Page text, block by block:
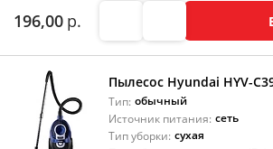
196,00 р.
Пылесос Hyundai HYV-
Тип: обычный
Источник питания: сеть
Тип уборки: сухая